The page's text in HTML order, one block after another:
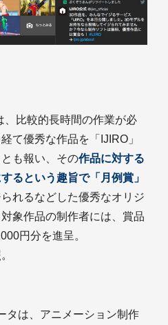
比較的長時間の作業が必
て優秀な作品を「IJIRO」
も報い、その作品に対する
るという趣旨で「月例賞」
れるなどした優秀なオリジ
象作品の制作者には、賞品
円分を進呈。
タは、アニメーション制作